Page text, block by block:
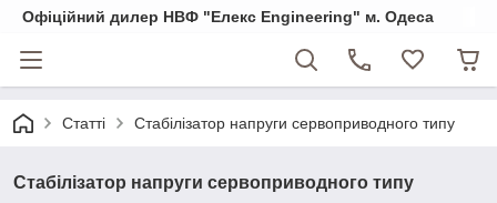
Офіційний дилер НВФ "Елекс Engineering" м. Одеса
Статті Стабілізатор напруги сервоприводного типу
Стабілізатор напруги сервоприводного типу